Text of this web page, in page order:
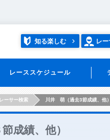
知る楽しむ レ
レーススケジュール
ーサー検索 川井 萌（過去3節成績、他）
成績、他）